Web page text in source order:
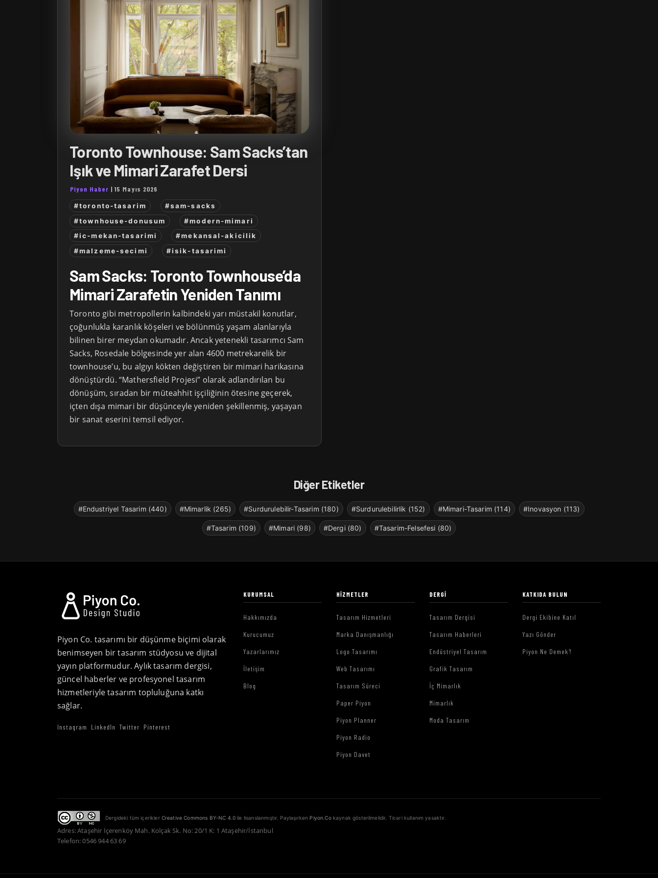
Toronto Townhouse: Sam Sacks’tan
Işık ve Mimari Zarafet Dersi
Piyon Haber |15 Mayıs 2026
#toronto-tasarim
#sam-sacks
#townhouse-donusum
#modern-mimari
#ic-mekan-tasarimi
#mekansal-akicilik
#malzeme-secimi
#isik-tasarimi
Sam Sacks: Toronto Townhouse’da
Mimari Zarafetin Yeniden Tanımı
Toronto gibi metropollerin kalbindeki yarı müstakil konutlar,
çoğunlukla karanlık köşeleri ve bölünmüş yaşam alanlarıyla
bilinen birer meydan okumadır. Ancak yetenekli tasarımcı Sam
Sacks, Rosedale bölgesinde yer alan 4600 metrekarelik bir
townhouse’u, bu algıyı kökten değiştiren bir mimari harikasına
dönüştürdü. “Mathersfield Projesi” olarak adlandırılan bu
dönüşüm, sıradan bir müteahhit işçiliğinin ötesine geçerek,
içten dışa mimari bir düşünceyle yeniden şekillenmiş, yaşayan
bir sanat eserini temsil ediyor.
Diğer Etiketler
#Endustriyel Tasarim (440) #Mimarlik (265) #Surdurulebilir-Tasarim (180) #Surdurulebilirlik (152) #Mimari-Tasarim (114) #Inovasyon (113)
#Tasarim (109) #Mimari (98) #Dergi (80) #Tasarim-Felsefesi (80)
Piyon Co. tasarımı bir düşünme biçimi olarak
benimseyen bir tasarım stüdyosu ve dijital
yayın platformudur. Aylık tasarım dergisi,
güncel haberler ve profesyonel tasarım
hizmetleriyle tasarım topluluğuna katkı
sağlar.
Instagram LinkedIn Twitter Pinterest
KURUMSAL
Hakkımızda
Kurucumuz
Yazarlarımız
İletişim
Blog
HIZMETLER
Tasarım Hizmetleri
Marka Danışmanlığı
Logo Tasarımı
Web Tasarımı
Tasarım Süreci
Paper Piyon
Piyon Planner
Piyon Radio
Piyon Davet
DERGI
Tasarım Dergisi
Tasarım Haberleri
Endüstriyel Tasarım
Grafik Tasarım
İç Mimarlık
Mimarlık
Moda Tasarım
KATKIDA BULUN
Dergi Ekibine Katıl
Yazı Gönder
Piyon Ne Demek?
Dergideki tüm içerikler Creative Commons BY-NC 4.0 ile lisanslanmıştır. Paylaşırken Piyon.Cokaynak gösterilmelidir. Ticari kullanım yasaktır.
Adres: Ataşehir İçerenköy Mah. Kolçak Sk. No: 20/1 K: 1 Ataşehir/İstanbul
Telefon: 0546 944 63 69